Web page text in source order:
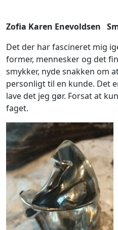
Zofia Karen Enevoldsen
Det der har fascineret mig
former, mennesker og det
smykker, nyde snakken om
personligt til en kunde. Det
lave det jeg gør. Forsat at
faget.